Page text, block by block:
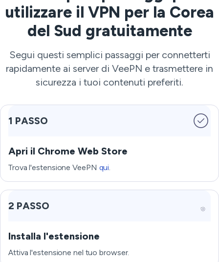
utilizzare il VPN per la Corea
del Sud gratuitamente
Segui questi semplici passaggi per connetterti
rapidamente ai server di VeePN e trasmettere in
sicurezza i tuoi contenuti preferiti.
1 PASSO
Apri il Chrome Web Store
Trova l'estensione VeePN qui.
2 PASSO
Installa l'estensione
Attiva l'estensione nel tuo browser.